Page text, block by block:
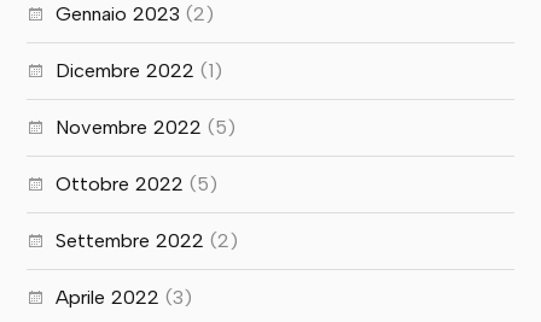
Gennaio 2023 (2)
Dicembre 2022 (1)
Novembre 2022 (5)
Ottobre 2022 (5)
Settembre 2022 (2)
Aprile 2022 (3)